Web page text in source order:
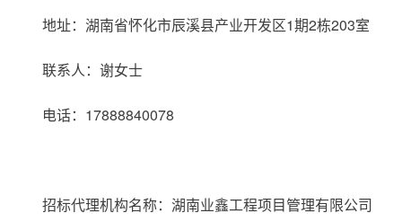
地址：湖南省怀化市辰溪县产业开发区1期2栋203室
联系人：谢女士
电话：17888840078
招标代理机构名称：湖南业鑫工程项目管理有限公司